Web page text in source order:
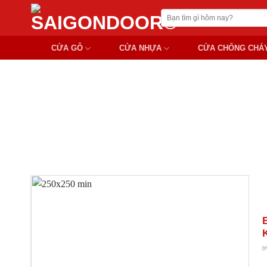
Chuyển
nội
Tìm
kiếm:
CỬA GỖ CỬA NHỰA CỬA CHỐNG